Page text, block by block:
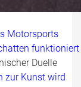
Motorsports
funktioniert
Duelle
zur Kunst wird